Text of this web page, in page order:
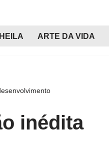
ARTE DA VIDA
inédita